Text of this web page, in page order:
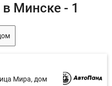
Минске - 1
Мира, дом